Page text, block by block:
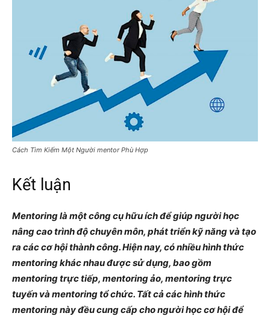
Cách Tìm Kiếm Một Người mentor Phù Hợp
Kết luận
Mentoring là một công cụ hữu ích để giúp người học
nâng cao trình độ chuyên môn, phát triển kỹ năng và tạo
ra các cơ hội thành công. Hiện nay, có nhiều hình thức
mentoring khác nhau được sử dụng, bao gồm
mentoring trực tiếp, mentoring ảo, mentoring trực
tuyến và mentoring tổ chức. Tất cả các hình thức
mentoring này đều cung cấp cho người học cơ hội để